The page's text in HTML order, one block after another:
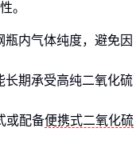
。
瓶内气体纯度，避免因
长期承受高纯二氧化硫
或配备便携式二氧化硫